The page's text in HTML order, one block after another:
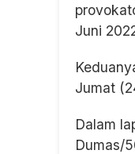
Juni
Jumat
Dalam
Dumas/